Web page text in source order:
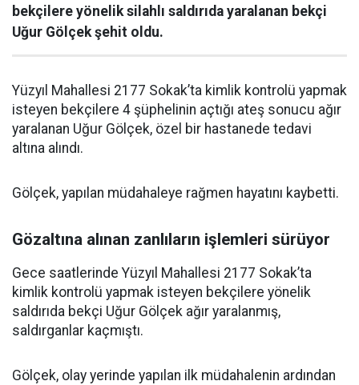
bekçilere yönelik silahlı saldırıda yaralanan bekçi
Uğur Gölçek şehit oldu.
Yüzyıl Mahallesi 2177 Sokak’ta kimlik kontrolü yapmak
isteyen bekçilere 4 şüphelinin açtığı ateş sonucu ağır
yaralanan Uğur Gölçek, özel bir hastanede tedavi
altına alındı.
Gölçek, yapılan müdahaleye rağmen hayatını kaybetti.
Gözaltına alınan zanlıların işlemleri sürüyor
Gece saatlerinde Yüzyıl Mahallesi 2177 Sokak’ta
kimlik kontrolü yapmak isteyen bekçilere yönelik
saldırıda bekçi Uğur Gölçek ağır yaralanmış,
saldırganlar kaçmıştı.
Gölçek, olay yerinde yapılan ilk müdahalenin ardından